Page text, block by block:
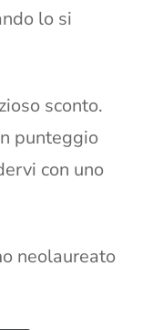
lo si
sconto.
punteggio
con uno
neolaureato